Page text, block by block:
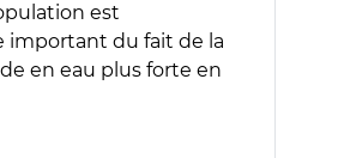
est
important du fait de la
en eau plus forte en